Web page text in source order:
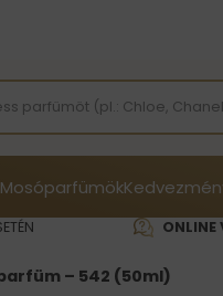
Mosóparfümök
ONLINE
– 542 (50ml)